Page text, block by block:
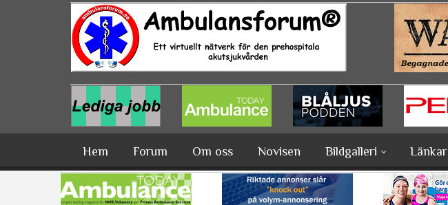
Hoppa till huvudinnehåll
Hem Forum Om oss Novisen Bildgalleri Länkar